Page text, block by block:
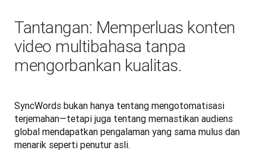
Tantangan: Memperluas konten
video multibahasa tanpa
mengorbankan kualitas.
SyncWords bukan hanya tentang mengotomatisasi
terjemahan—tetapi juga tentang memastikan audiens
global mendapatkan pengalaman yang sama mulus dan
menarik seperti penutur asli.